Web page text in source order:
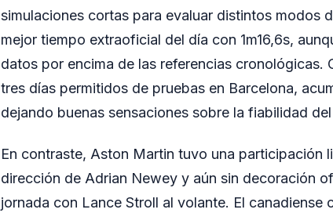
simulaciones cortas para evaluar distintos modos
mejor tiempo extraoficial del día con 1m16,6s,
datos por encima de las referencias
tres días permitidos de pruebas en Barcelona,
dejando buenas sensaciones sobre la fiabilidad
En contraste, Aston Martin tuvo una participación
dirección de Adrian Newey y aún sin decoración
jornada con Lance Stroll al volante. El